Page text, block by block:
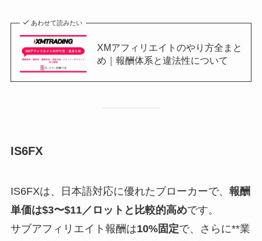
あわせて読みたい
XMアフィリエイトのやり方全まと
め｜報酬体系と違法性について
IS6FX
IS6FXは、日本語対応に優れたブローカーで、 報酬
単価は$3〜$11／ロットと比較的高めです。
サブアフィリエイト報酬は10%固定で、さらに**業